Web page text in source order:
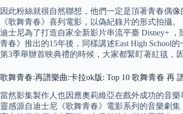
因此粉絲就很自然聯想，他們一定是頂著青春偶
《歌舞青春》喜列電影，以偽紀錄片的形式拍攝
迪士尼為了打造自家全新影片串流平臺 Disney+
青春》推出的15年後，同樣講述East High School
第3季舉辦首映典禮的時候，大家都緊盯著紅毯，
歌舞青春:再譜樂曲:卡拉ok版: Top 10 歌舞青春 再
當然影集製作人也因應奧莉維亞在戲外成功的音
靈感源自迪士尼《歌舞青春》電影系列的音樂劇